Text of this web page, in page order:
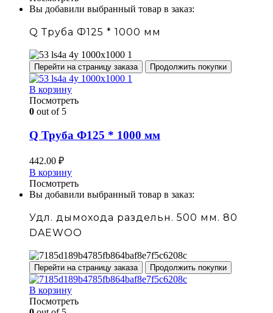
Вы добавили выбранный товар в заказ:
Q Труба Ф125 * 1000 мм
Перейти на страницу заказа Продолжить покупки
В корзину
Посмотреть
0 out of 5
Q Труба Ф125 * 1000 мм
442.00 ₽
В корзину
Посмотреть
Вы добавили выбранный товар в заказ:
Удл. дымохода раздельн. 500 мм. 80
DAEWOO
Перейти на страницу заказа Продолжить покупки
В корзину
Посмотреть